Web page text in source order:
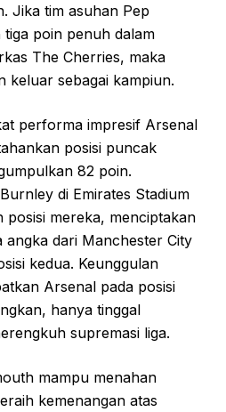
Jika tim asuhan Pep
poin penuh dalam
The Cherries, maka
keluar sebagai kampiun.
performa impresif Arsenal
posisi puncak
82 poin.
di Emirates Stadium
posisi mereka, menciptakan
angka dari Manchester City
kedua. Keunggulan
Arsenal pada posisi
hanya tinggal
supremasi liga.
mampu menahan
kemenangan atas